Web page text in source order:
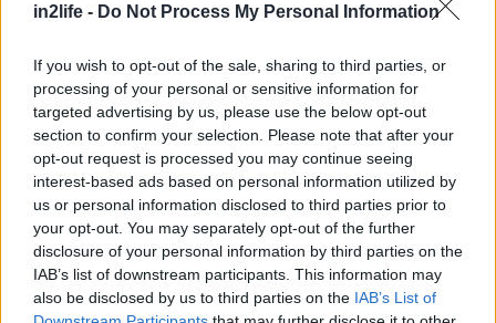
in2life - Do Not Process My Personal Information
If you wish to opt-out of the sale, sharing to third parties, or
processing of your personal or sensitive information for
targeted advertising by us, please use the below opt-out
section to confirm your selection. Please note that after your
opt-out request is processed you may continue seeing
interest-based ads based on personal information utilized by
us or personal information disclosed to third parties prior to
your opt-out. You may separately opt-out of the further
disclosure of your personal information by third parties on the
IAB’s list of downstream participants. This information may
also be disclosed by us to third parties on the IAB’s List of
δημιουργία, αφιερώνει ο Λιγνός στη μνήμη της
φίλης και συνεργάτιδας του, της ηθοποιούΛήδας
Τασοπούλου.
Η βραδιά κλείνει με το έργο ”Απόκοπος” του
Γιώργου Κυριακάκη, μία παραγγελία του
Οργανισμού Μεγάρου Μουσικής Αθηνών. Ως μία
ηχητική εικόνα” περιγράφει ο συνθέτης το έργο
του. Το κείμενο στο οποίο βασίστηκε γράφτηκε
στα τέλη του 15ου αιώνα από τον ποιητή